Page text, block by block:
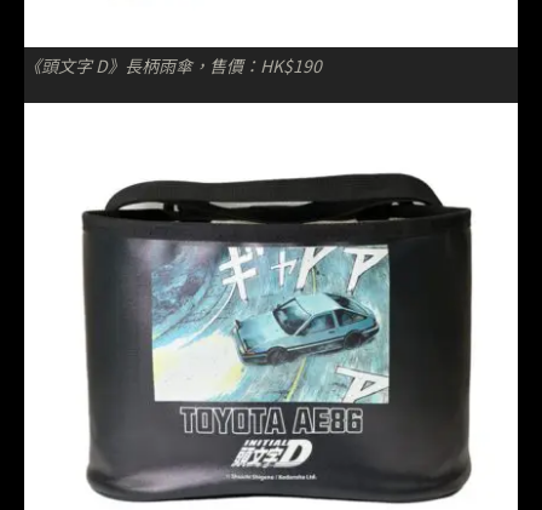
《頭文字 D》長柄雨傘，售價：HK$190